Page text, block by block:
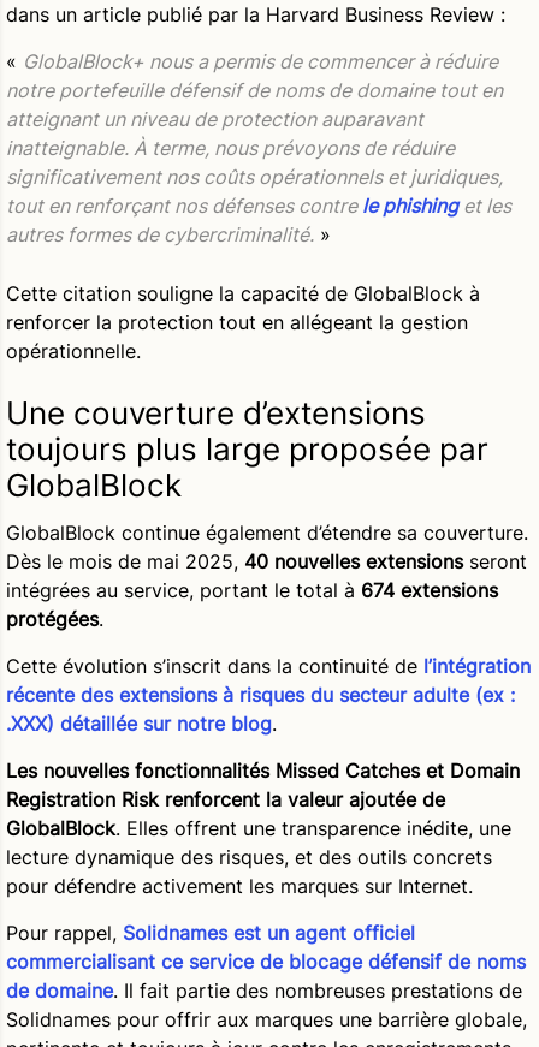
dans un article publié par la Harvard Business Review :
« GlobalBlock+ nous a permis de commencer à réduire
notre portefeuille défensif de noms de domaine tout en
atteignant un niveau de protection auparavant
inatteignable. À terme, nous prévoyons de réduire
significativement nos coûts opérationnels et juridiques,
tout en renforçant nos défenses contre le phishinget les
autres formes de cybercriminalité. »
Cette citation souligne la capacité de GlobalBlock à
renforcer la protection tout en allégeant la gestion
opérationnelle.
Une couverture d’extensions
toujours plus large proposée par
GlobalBlock
GlobalBlock continue également d’étendre sa couverture.
Dès le mois de mai 2025, 40 nouvelles extensionsseront
intégrées au service, portant le total à 674 extensions
protégées.
Cette évolution s’inscrit dans la continuité de l’intégration
récente des extensions à risques du secteur adulte (ex :
.XXX) détaillée sur notre blog.
Les nouvelles fonctionnalités Missed Catches et Domain
Registration Risk renforcent la valeur ajoutée de
GlobalBlock. Elles offrent une transparence inédite, une
lecture dynamique des risques, et des outils concrets
pour défendre activement les marques sur Internet.
Pour rappel, Solidnames est un agent officiel
commercialisant ce service de blocage défensif de noms
de domaine. Il fait partie des nombreuses prestations de
Solidnames pour offrir aux marques une barrière globale,